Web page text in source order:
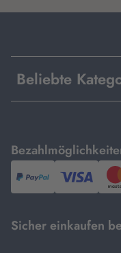
Beliebte
mit
PayPal,Visa
Sicher einkaufen